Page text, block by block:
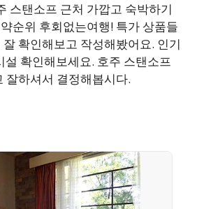
스탠소프 근처 가깝고 숙박하기
순위 후회없는여행! 특가 상품들
확인해보고 작성해봤어요. 인기
설 확인해보세요. 호주 스탠소프
잘하셔서 결정해봅시다.